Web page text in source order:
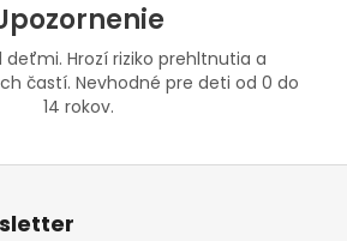
Hrozí riziko prehltnutia a
častí. Nevhodné pre deti od 0 do
14 rokov.